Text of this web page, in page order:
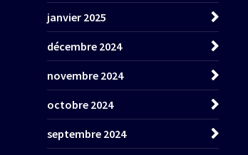
janvier 2025
décembre 2024
novembre 2024
octobre 2024
septembre 2024